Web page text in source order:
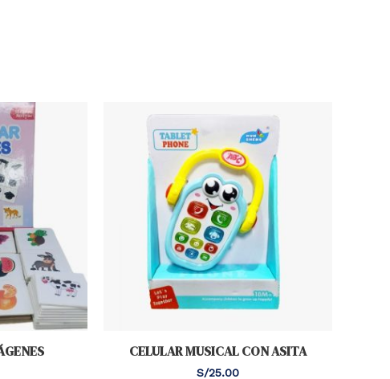
CELULAR MUSICAL CON ASITA
S/25.00